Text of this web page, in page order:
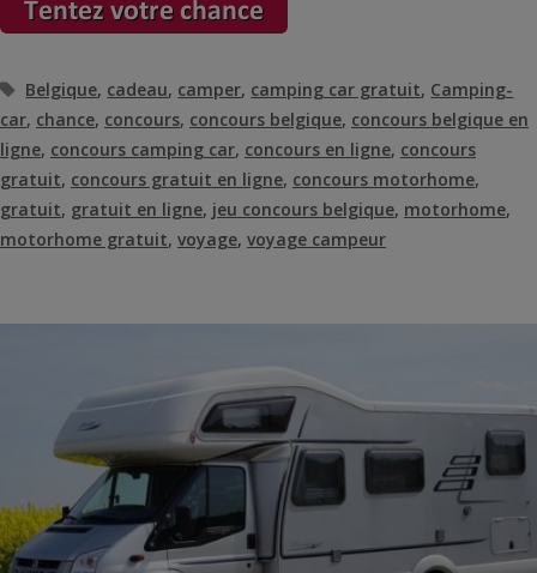
Étiquettes
Belgique, cadeau, camper, camping car gratuit, Camping-
car, chance, concours, concours belgique, concours belgique en
ligne, concours camping car, concours en ligne, concours
gratuit, concours gratuit en ligne, concours motorhome,
gratuit, gratuit en ligne, jeu concours belgique, motorhome,
motorhome gratuit, voyage, voyage campeur